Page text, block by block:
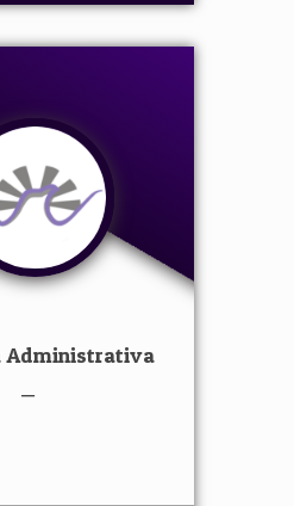
Administrativa
–